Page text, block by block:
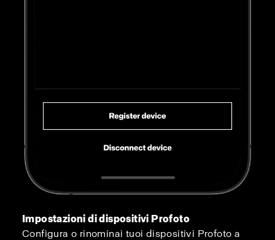
Impostazioni di dispositivi Profoto
Configura o rinominai tuoi dispositivi Profoto a